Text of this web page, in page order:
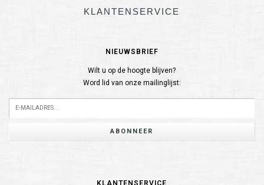
KLANTENSERVICE
NIEUWSBRIEF
Wilt u op de hoogte blijven?
Word lid van onze mailinglijst:
ABONNEER
KLANTENSERVICE